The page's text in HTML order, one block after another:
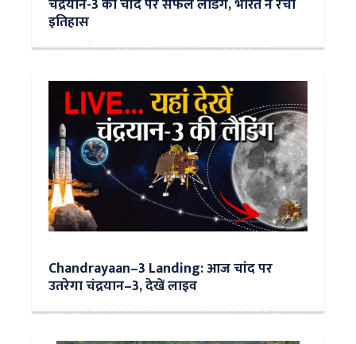
इतिहास
Chandrayaan–3 Landing: आज चांद पर
उतरेगा चंद्रयान–3, देखें लाइव